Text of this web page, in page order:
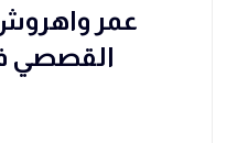
عمر
القصصي